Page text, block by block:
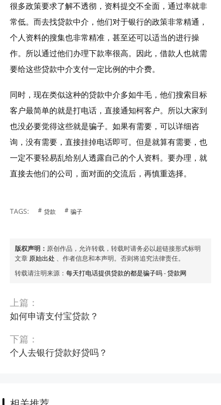
很多政策要求了解不透彻，资料提交不全面，通过率就非
常低。而去找贷款中介，他们对于银行的政策非常精通，
个人资料的搜集也非常精准，甚至还可以适当的进行操
作。所以通过他们办理下款率很高。因此，借款人也就需
要给这些贷款中介支付一定比例的中介费。
同时，现在类似这种的贷款中介多如牛毛，他们搜索目标
客户最简单的就是打电话，直接通知柯客户。所以大家到
也没必要觉得这些就是骗子。如果有需要，可以详细咨
询，没有需要，直接挂掉电话即可。但是就算有需要，也
一定不要轻易乱给别人透露自己的个人资料。要办理，就
直接去他们的公司，面对面的交流后，再慎重选择。
TAGS: 贷款 骗子
版权声明： 原创作品，允许转载，转载时请务必以超链接形式标明
文章 原始出处 、作者信息和本声明。否则将追究法律责任。
转载请注明来源： 每天打电话提供贷款的都是骗子吗-贷款网
上篇：
如何申请支付宝贷款？
下篇：
个人去银行贷款好贷吗？